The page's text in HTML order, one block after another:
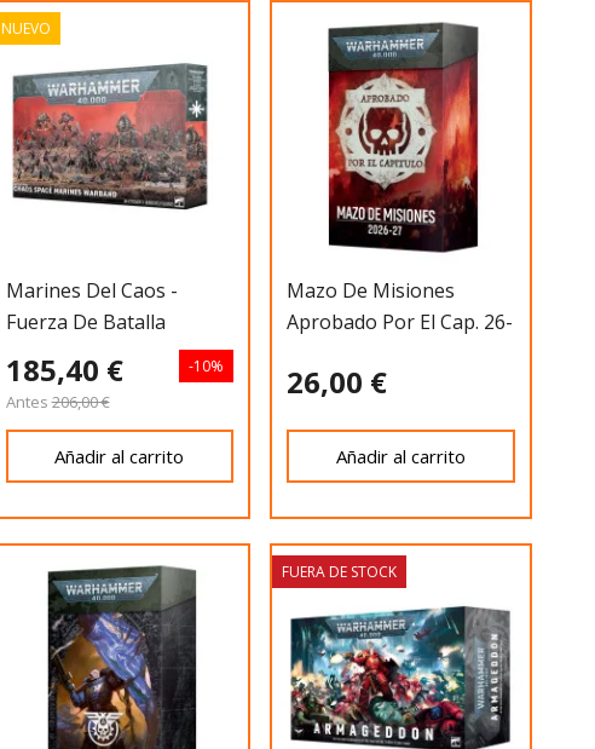
Marines Del Caos -
Fuerza De Batalla
185,40 €
Antes206,00 €
-10%
Añadir al carrito
NUEVO
Mazo De Misiones
Aprobado Por El Cap. 26-
26,00 €
Añadir al carrito
FUERA DE STOCK